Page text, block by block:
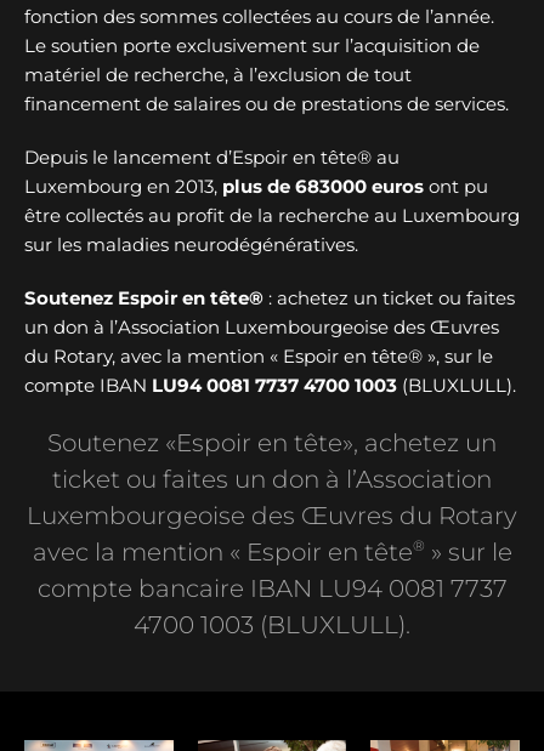
fonction des sommes collectées au cours de l’année.
Le soutien porte exclusivement sur l’acquisition de
matériel de recherche, à l’exclusion de tout
financement de salaires ou de prestations de services.
Depuis le lancement d’Espoir en tête® au
Luxembourg en 2013, plus de 683000 euros ont pu
être collectés au profit de la recherche au Luxembourg
sur les maladies neurodégénératives.
Soutenez Espoir en tête® : achetez un ticket ou faites
un don à l’Association Luxembourgeoise des Œuvres
du Rotary, avec la mention « Espoir en tête® », sur le
compte IBAN LU94 0081 7737 4700 1003 (BLUXLULL).
Soutenez «Espoir en tête», achetez un
ticket ou faites un don à l’Association
Luxembourgeoise des Œuvres du Rotary
avec la mention « Espoir en tête® » sur le
compte bancaire IBAN LU94 0081 7737
4700 1003 (BLUXLULL).